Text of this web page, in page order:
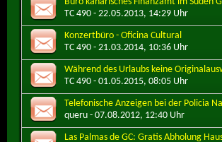
TC 490 - 22.05.2013, 14:29 Uhr
Konzertbüro - Oficina Cultural
TC 490 - 21.03.2014, 10:36 Uhr
Während des Urlaubs keine
TC 490 - 01.05.2015, 08:05 Uhr
Telefonische Anzeigen bei der Policia
queru - 07.08.2012, 12:40 Uhr
Las Palmas de GC: Gratis Abholung